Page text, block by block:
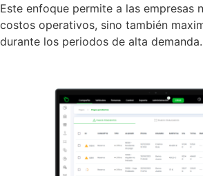
Este enfoque permite a las empresas
costos operativos, sino también
durante los periodos de alta demanda.